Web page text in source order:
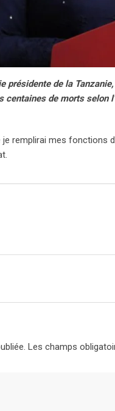
présidente de la
de morts selon
je remplirai mes
Les champs